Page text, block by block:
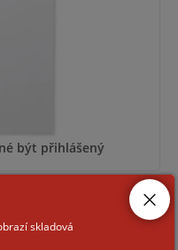
být přihlášený
skladová